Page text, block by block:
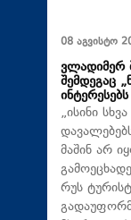
08 აგვისტო
ვლადიმერ
შემდეგაც
„ისინი
მაშინ არ
რუს